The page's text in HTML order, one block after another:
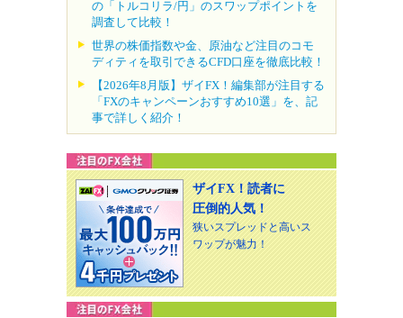
の「トルコリラ/円」のスワップポイントを
調査して比較！
世界の株価指数や金、原油など注目のコモ
ディティを取引できるCFD口座を徹底比較！
【2026年8月版】ザイFX！編集部が注目する
「FXのキャンペーンおすすめ10選」を、記
事で詳しく紹介！
ザイFX！読者に
圧倒的人気！
狭いスプレッドと高いス
ワップが魅力！